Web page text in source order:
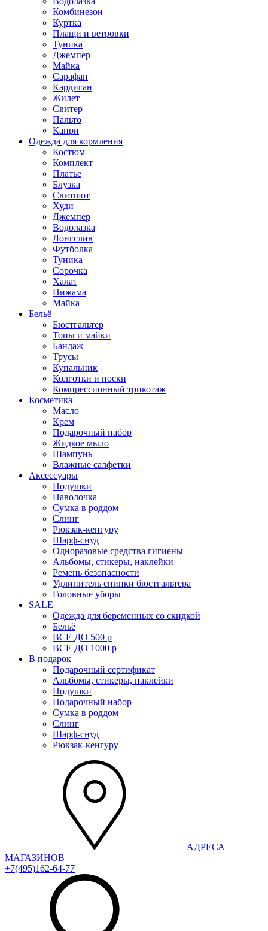
Комбинезон
Куртка
Плащи и ветровки
Туника
Джемпер
Майка
Сарафан
Кардиган
Жилет
Свитер
Пальто
Капри
Одежда для кормления
Костюм
Комплект
Платье
Блузка
Свитшот
Худи
Джемпер
Водолазка
Лонгслив
Футболка
Туника
Сорочка
Халат
Пижама
Майка
Бельё
Бюстгальтер
Топы и майки
Бандаж
Трусы
Купальник
Колготки и носки
Компрессионный трикотаж
Косметика
Масло
Крем
Подарочный набор
Жидкое мыло
Шампунь
Влажные салфетки
Аксессуары
Подушки
Наволочка
Сумка в роддом
Cлинг
Рюкзак-кенгуру
Шарф-снуд
Одноразовые средства гигиены
Альбомы, стикеры, наклейки
Ремень безопасности
Удлинитель спинки бюстгальтера
Головные уборы
SALE
Одежда для беременных со скидкой
Бельё
ВСЕ ДО 500 р
ВСЕ ДО 1000 р
В подарок
Подарочный сертификат
Альбомы, стикеры, наклейки
Подушки
Подарочный набор
Сумка в роддом
Слинг
Шарф-снуд
Рюкзак-кенгуру
АДРЕСА
МАГАЗИНОВ
+7(495)162-64-77